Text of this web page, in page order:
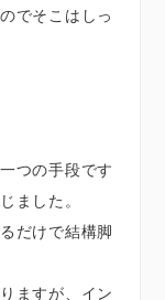
でそこはしっ
つの手段です
ました。
だけで結構脚
ますが、イン